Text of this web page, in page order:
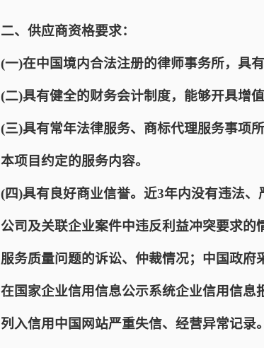
二、供应商资格要求：
(一)在中国境内合法注册的律师事务所，具
(二)具有健全的财务会计制度，能够开具增值
(三)具有常年法律服务、商标代理服务事项
本项目约定的服务内容。
(四)具有良好商业信誉。近3年内没有违法
公司及关联企业案件中违反利益冲突要求
服务质量问题的诉讼、仲裁情况；中国政府
在国家企业信用信息公示系统企业信用信
列入信用中国网站严重失信、经营异常记录。